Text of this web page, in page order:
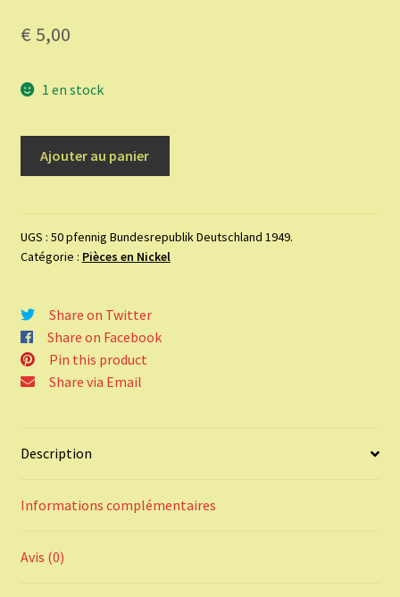
€ 5,00
1 en stock
Bundesrepublik
Deutschland
Ajouter au panier
UGS : 50 pfennig Bundesrepublik Deutschland 1949.
Catégorie : Pièces en Nickel
Share on Twitter
Share on Facebook
Pin this product
Share via Email
Description
Informations complémentaires
Avis (0)